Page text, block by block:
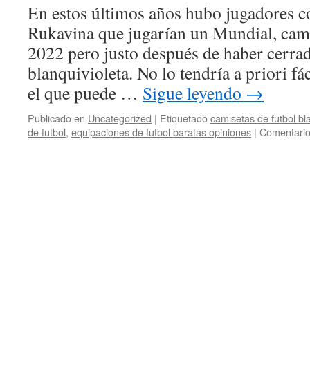
En estos últimos años hubo jugadores
Rukavina que jugarían un Mundial,
2022 pero justo después de haber
blanquivioleta. No lo tendría a priori
el que puede … Sigue leyendo →
Publicado en Uncategorized | Etiquetadocamisetas de futbol
de futbol, equipaciones de futbol baratas opiniones |